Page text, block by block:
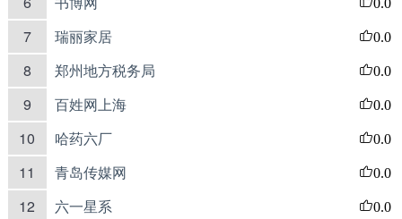
7 瑞丽家居 0.0
8 郑州地方税务局 0.0
9 百姓网上海 0.0
10 哈药六厂 0.0
11 青岛传媒网 0.0
12 六一星系 0.0